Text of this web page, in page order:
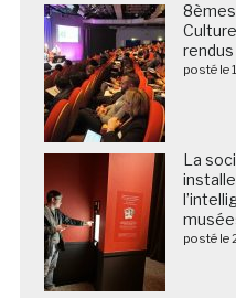
posté le
La
posté le